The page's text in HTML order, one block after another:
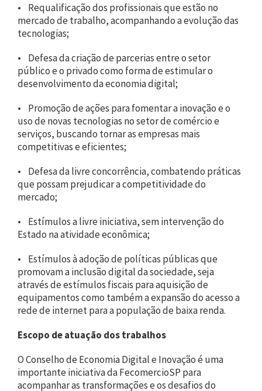
• Requalificação dos profissionais que estão no
mercado de trabalho, acompanhando a evolução das
tecnologias;
• Defesa da criação de parcerias entre o setor
público e o privado como forma de estimular o
desenvolvimento da economia digital;
• Promoção de ações para fomentar a inovação e o
uso de novas tecnologias no setor de comércio e
serviços, buscando tornar as empresas mais
competitivas e eficientes;
• Defesa da livre concorrência, combatendo práticas
que possam prejudicar a competitividade do
mercado;
• Estímulos a livre iniciativa, sem intervenção do
Estado na atividade econômica;
• Estímulos à adoção de políticas públicas que
promovam a inclusão digital da sociedade, seja
através de estímulos fiscais para aquisição de
equipamentos como também a expansão do acesso a
rede de internet para a população de baixa renda.
Escopo de atuação dos trabalhos
O Conselho de Economia Digital e Inovação é uma
importante iniciativa da FecomercioSP para
acompanhar as transformações e os desafios do